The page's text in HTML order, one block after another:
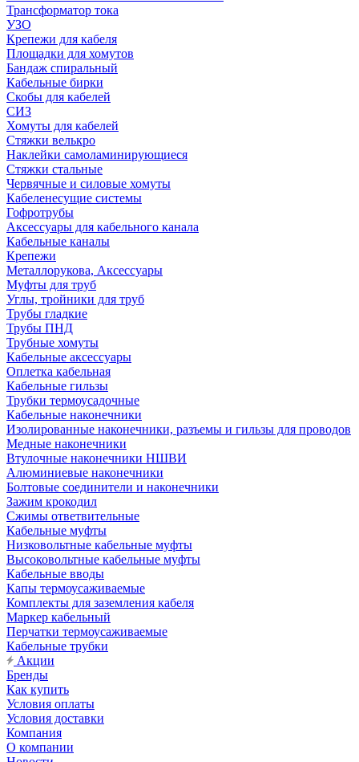
Трансформатор тока
УЗО
Крепежи для кабеля
Площадки для хомутов
Бандаж спиральный
Кабельные бирки
Cкобы для кабелей
СИЗ
Хомуты для кабелей
Стяжки велькро
Наклейки самоламинирующиеся
Стяжки стальные
Червячные и силовые хомуты
Кабеленесущие системы
Гофротрубы
Аксессуары для кабельного канала
Кабельные каналы
Крепежи
Металлорукова, Аксессуары
Муфты для труб
Углы, тройники для труб
Трубы гладкие
Трубы ПНД
Трубные хомуты
Кабельные аксессуары
Оплетка кабельная
Кабельные гильзы
Трубки термоусадочные
Кабельные наконечники
Изолированные наконечники, разъемы и гильзы для проводов
Медные наконечники
Втулочные наконечники НШВИ
Алюминиевые наконечники
Болтовые соединители и наконечники
Зажим крокодил
Сжимы ответвительные
Кабельные муфты
Низковольтные кабельные муфты
Высоковольтные кабельные муфты
Кабельные вводы
Капы термоусаживаемые
Комплекты для заземления кабеля
Маркер кабельный
Перчатки термоусаживаемые
Кабельные трубки
Акции
Бренды
Как купить
Условия оплаты
Условия доставки
Компания
О компании